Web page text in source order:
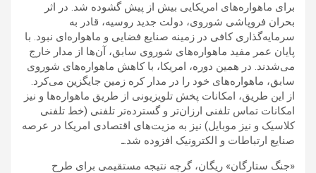
برای ماهواره‌های امریکایی بیش از پیش گشوده شد. در اثر
بحران فروپاشی شوروی، دولت جدید روسیه، قادر به
سرمایه‌گذاری کافی در زمینه صنایع فضایی و ماهواره‌ای نبود. با
پایان عمر مفید ماهواره‌های شوروی سابق، آن‌ها از مدار خارج
می‌شدند. در همین دوره، امریکا، با کاهش ماهواره‌های شوروی
سابق، ماهواره‌های خود را در مدار کره زمین جایگزین می‌کرد.
از این طریق، امکانات پخش تلویزیونی از طریق ماهواره‌ها و نیز
امکانات تماس تلفنی ارزان‌تر و گسترده‌تر تلفنی (خط تلفنی
کلاسیک و نیز موبایل) نیز به مزیت‌های اقتصادی امریکا در عرصه
صنایع ارتباطات و الکترونیک افزوده شد.ـ
«جنگ ستارگان» ریگان، گرچه نتیجه مستقیمی برای طرح